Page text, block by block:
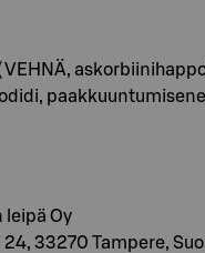
VEHNÄ,
leipä Oy
33270 Tampere,